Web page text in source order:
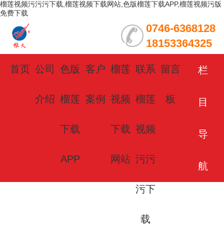
榴莲视频污污污下载,榴莲视频下载网站,色版榴莲下载APP,榴莲视频污版
免费下载
0746-6368128
18153364325
首页 公司
介绍
色版
榴莲
下载
APP
客户
案例
榴莲
视频
下载
网站
联系
榴莲
视频
污污
污下
载
留言
板
栏
目
导
航